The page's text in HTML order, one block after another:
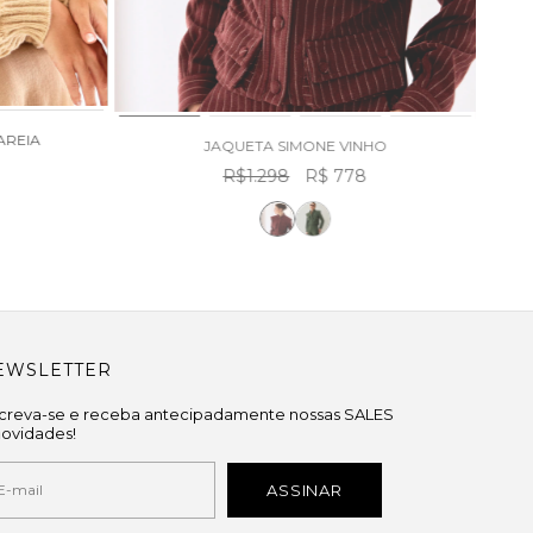
JAQUETA SIMONE VINHO
R$1.298 R$ 778
se e receba antecipadamente nossas SALES